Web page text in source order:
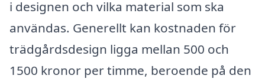
i designen och vilka material som ska
användas. Generellt kan kostnaden för
trädgårdsdesign ligga mellan 500 och
1500 kronor per timme, beroende på den